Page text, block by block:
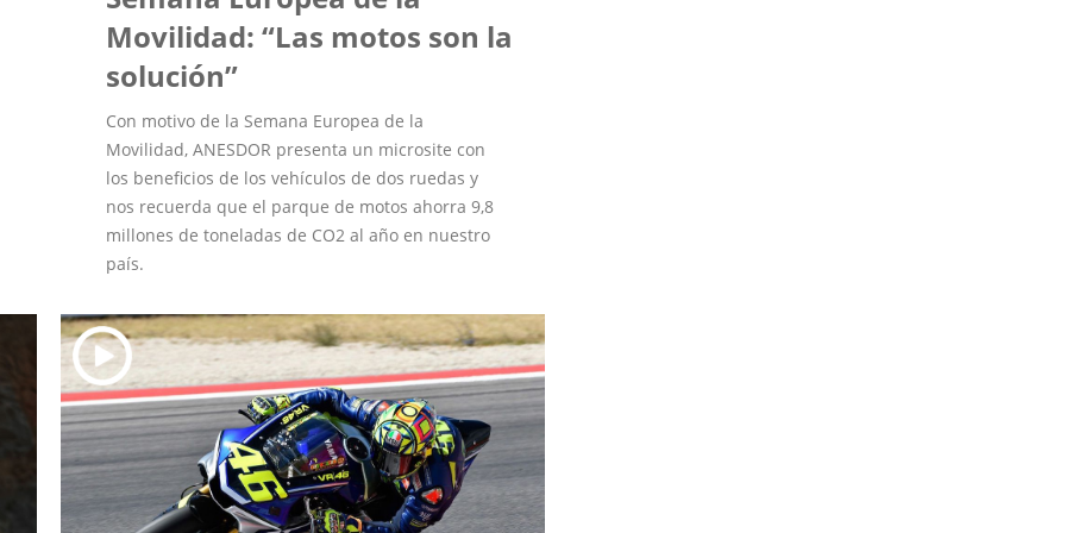
Movilidad: “Las motos son la
solución”
Con motivo de la Semana Europea de la
Movilidad, ANESDOR presenta un microsite con
los beneficios de los vehículos de dos ruedas y
nos recuerda que el parque de motos ahorra 9,8
millones de toneladas de CO2 al año en nuestro
país.